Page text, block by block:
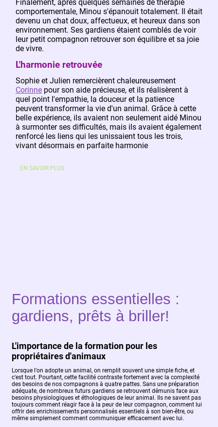
Finalement, après quelques semaines de thérapie
comportementale, Minou s'épanouit totalement. Il était
devenu un chat doux, affectueux, et heureux dans son
environnement. Ses gardiens étaient comblés de voir
leur petit compagnon retrouver son équilibre et sa joie
de vivre.
L'harmonie retrouvée
Sophie et Julien remercièrent chaleureusement
Corinne pour son aide précieuse, et ils réalisèrent à
quel point l'empathie, la douceur et la patience
peuvent transformer la vie d'un animal. Grâce à cette
belle expérience, ils avaient non seulement aidé Minou
à surmonter ses difficultés, mais ils avaient également
renforcé les liens qui les unissaient tous les trois,
vivant désormais en parfaite harmonie
EN SAVOIR PLUS
Formations essentielles :
gardiens, prêts à briller!
L'importance de la formation pour les
propriétaires d'animaux
Lorsque l'on adopte un animal, on remplit souvent une simple fiche, et
c'est tout. Pourtant, cette facilité contraste fortement avec la complexité
des besoins de nos compagnons à quatre pattes. Sans une préparation
adéquate, de nombreux futurs gardiens se retrouvent démunis face aux
besoins physiologiques et éthologiques de leur animal. Ils ne savent pas
toujours comment réagir face à la peur de leur compagnon, comment lui
offrir des enrichissements personnalisés essentiels à son bien-être, ou
même simplement comment communiquer efficacement avec lui.